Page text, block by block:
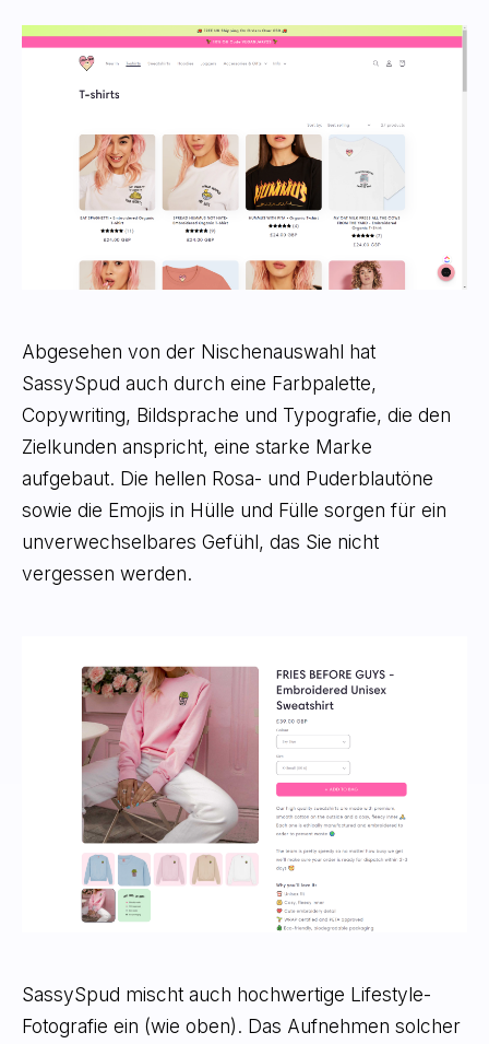
Abgesehen von der Nischenauswahl hat
SassySpud auch durch eine Farbpalette,
Copywriting, Bildsprache und Typografie, die den
Zielkunden anspricht, eine starke Marke
aufgebaut. Die hellen Rosa- und Puderblautöne
sowie die Emojis in Hülle und Fülle sorgen für ein
unverwechselbares Gefühl, das Sie nicht
vergessen werden.
SassySpud mischt auch hochwertige Lifestyle-
Fotografie ein (wie oben). Das Aufnehmen solcher